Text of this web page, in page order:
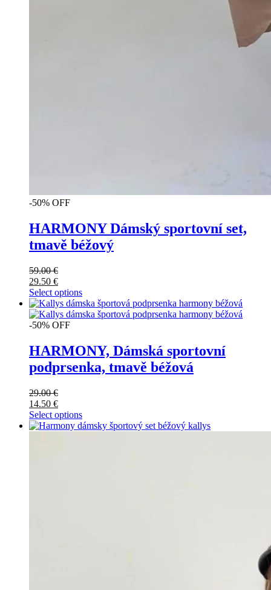
-50% OFF
HARMONY Dámský sportovní set,
tmavě béžový
59.00€
29.50 €
Select options
-50% OFF
HARMONY, Dámská sportovní
podprsenka, tmavě béžová
29.00€
14.50 €
Select options